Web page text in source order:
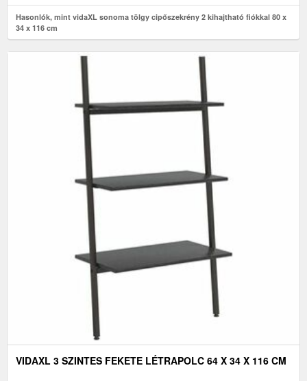
Hasonlók, mint vidaXL sonoma tölgy cipőszekrény 2 kihajtható fiókkal 80 x
34 x 116 cm
VIDAXL 3 SZINTES FEKETE LÉTRAPOLC 64 X 34 X 116 CM